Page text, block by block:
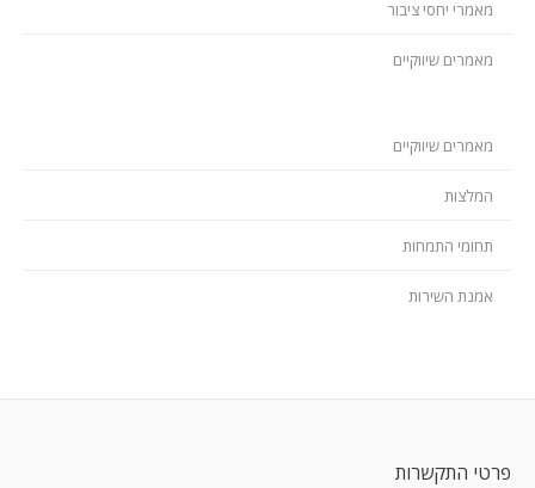
מאמרי יחסי ציבור
מאמרים שיווקיים
מאמרים שיווקיים
המלצות
תחומי התמחות
אמנת השירות
פרטי התקשרות